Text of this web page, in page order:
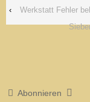
‹
Werkstatt Fehler
Abonnieren